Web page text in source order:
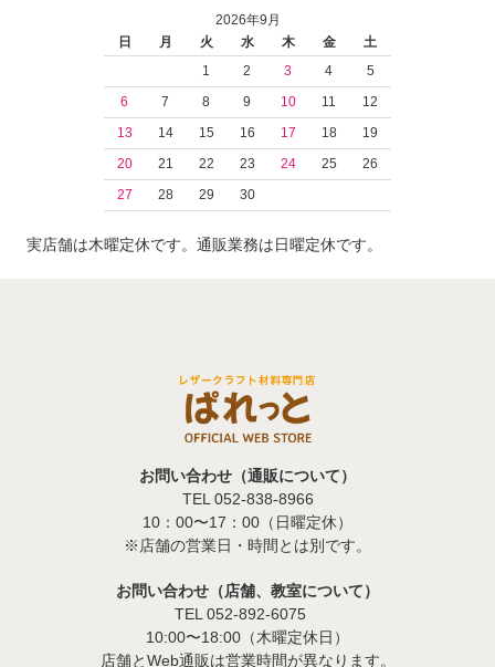
2026年9月
日
月 火 水 木 金
土
1
2 3 4
5
6
7 8 9 10 11
12
13
14 15 16 17 18
19
20
21 22 23 24 25
26
27
28 29 30
実店舗は木曜定休です。通販業務は日曜定休です。
お問い合わせ（通販について）
TEL 052-838-8966
10：00〜17：00（日曜定休）
※店舗の営業日・時間とは別です。
お問い合わせ（店舗、教室について）
TEL 052-892-6075
10:00〜18:00（木曜定休日）
店舗とWeb通販は営業時間が異なります。